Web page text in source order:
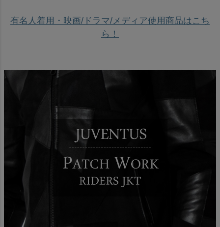
有名人着用・映画/ドラマ/メディア使用商品はこち
ら！